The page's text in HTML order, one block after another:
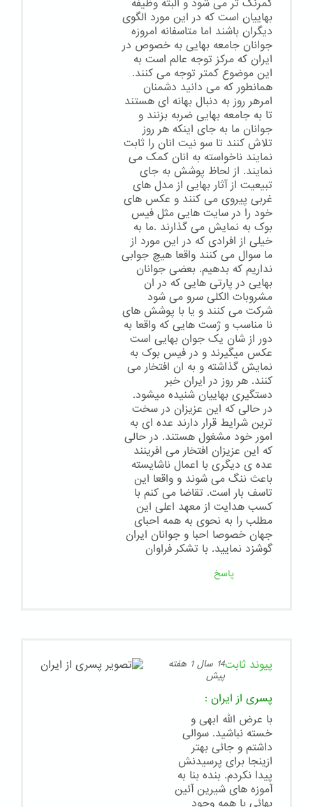
کمرنگ تر می شود و البته وظیفه
بهاییان است که در این مورد الگوی
دیگران باشند اما متاسفانه امروزه
جوانان جامعه بهایی به خصوص در
ایران که مرکز توجه عالم است به
این موضوع کمتر توجه می کنند.
همانطور که می دانید دشمنان
امرهر روز به دنبال بهانه ای هستند
تا به جامعه بهایی ضربه بزنند و
جوانان ما به جای اینکه هر روز
تلاش کنند تا سو نیت انان را ثابت
نمایند ناخواسته به انان کمک می
نمایند. از لحاظ پوشش به جای
تبیعیت از آثار بهایی از مدل های
غربی پیروی می کنند و عکس های
خود را در سایت هایی مثل فیس
بوک به نمایش می گذارند .ما به
خیلی از افرادی که در این مورد از
ما سوال می کنند واقعا هیچ جوابی
نداریم که بدهیم. بعضی جوانان
بهایی در پارتی هایی که در ان
مشروبات الکلی سرو می شود
شرکت می کنند و یا با پوشش های
نا مناسب و ژست هایی که واقعا به
دور از شان یک جوان بهایی است
عکس میگیرند و در فیس بوک به
نمایش گذاشته و به ان افتخار می
کنند. هر روز در ایران خبر
دستگیری بهاییان شنیده میشود.
در حالی که این عزیزان در سخت
ترین شرایط قرار دارند عده ای به
امور خود مشغول هستند. در حالی
که این عزیزان افتخار می افرینند
عده ی دیگری با اعمال ناشایسته
باعث ننگ می شوند و واقعا این
تاسف بار است. تقاضا می کنم با
کسب هدایت از معهد اعلی این
مطلب را به نحوی به همه احبای
جهان خصوصا احبا و جوانان ایران
گوشزد نمایید. با تشکر فراوان
پاسخ
پیوند ثابت
14 سال 1 هفته
پیش
پسری از ایران :
با عرض الله ابهی و
خسته نباشید. سوالی
داشتم و جائی بهتر
ازینجا برای پرسیدنش
پیدا نکردم. بنده بنا به
آموزه های شیرین آئین
بهائی با همه وجود